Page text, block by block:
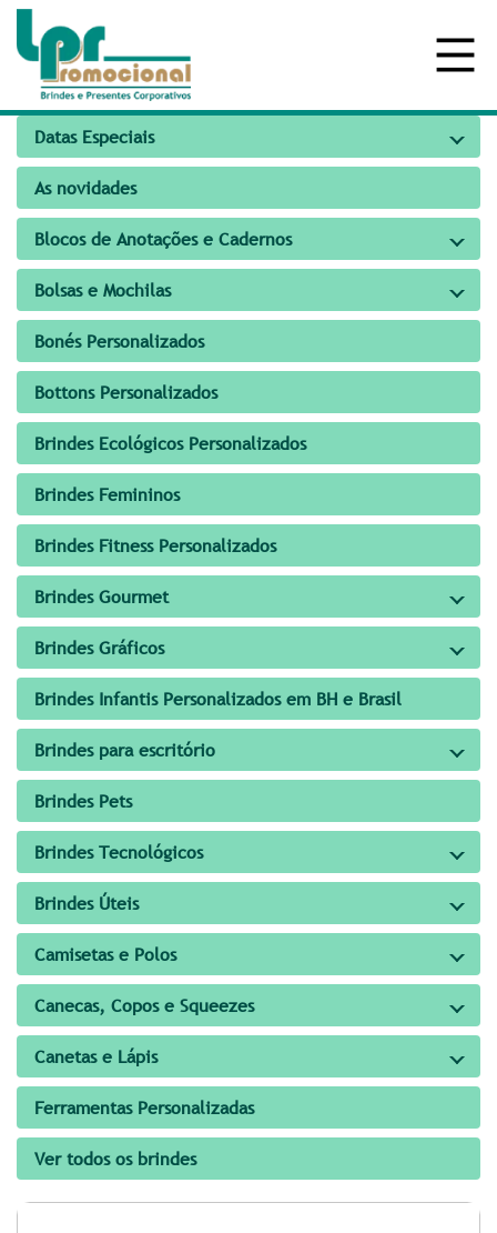
Datas Especiais
As novidades
Blocos de Anotações e Cadernos
Bolsas e Mochilas
Bonés Personalizados
Bottons Personalizados
Brindes Ecológicos Personalizados
Brindes Femininos
Brindes Fitness Personalizados
Brindes Gourmet
Brindes Gráficos
Brindes Infantis Personalizados em BH e Brasil
Brindes para escritório
Brindes Pets
Brindes Tecnológicos
Brindes Úteis
Camisetas e Polos
Canecas, Copos e Squeezes
Canetas e Lápis
Ferramentas Personalizadas
Ver todos os brindes